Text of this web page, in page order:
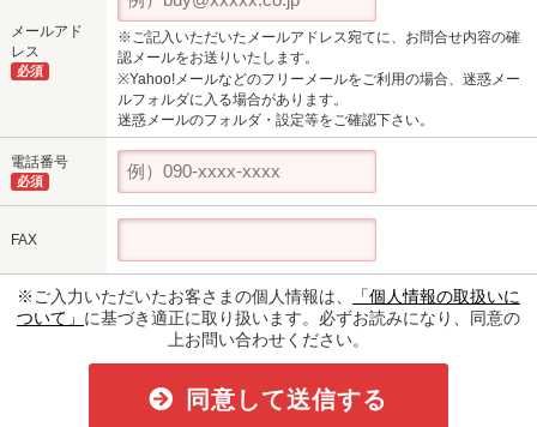
メールアド
レス
必須
※ご記入いただいたメールアドレス宛てに、お問合せ内容の確
認メールをお送りいたします。
※Yahoo!メールなどのフリーメールをご利用の場合、迷惑メー
ルフォルダに入る場合があります。
迷惑メールのフォルダ・設定等をご確認下さい。
電話番号
必須
FAX
※ご入力いただいたお客さまの個人情報は、
「個人情報の取扱いに
ついて」 に基づき適正に取り扱います。必ずお読みになり、同意の
上お問い合わせください。
同意して送信する